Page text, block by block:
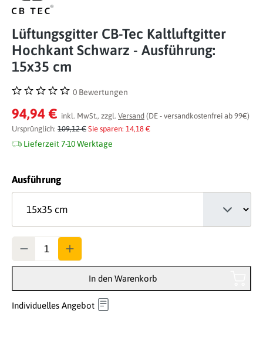
Lüftungsgitter CB-Tec Kaltluftgitter
Hochkant Schwarz - Ausführung:
15x35 cm
Durchschnittliche Bewertung von 0 von 5 Sternen
0 Bewertungen
94,94 € inkl. MwSt., zzgl. Versand (DE - versandkostenfrei ab 99€)
Ursprünglich: 109,12 € Sie sparen: 14,18 €
Lieferzeit 7-10 Werktage
Ausführungauswählen
In den Warenkorb
Individuelles Angebot